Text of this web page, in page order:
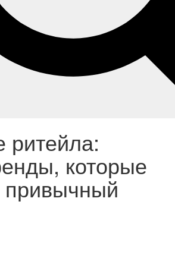
ритейла:
которые
привычный